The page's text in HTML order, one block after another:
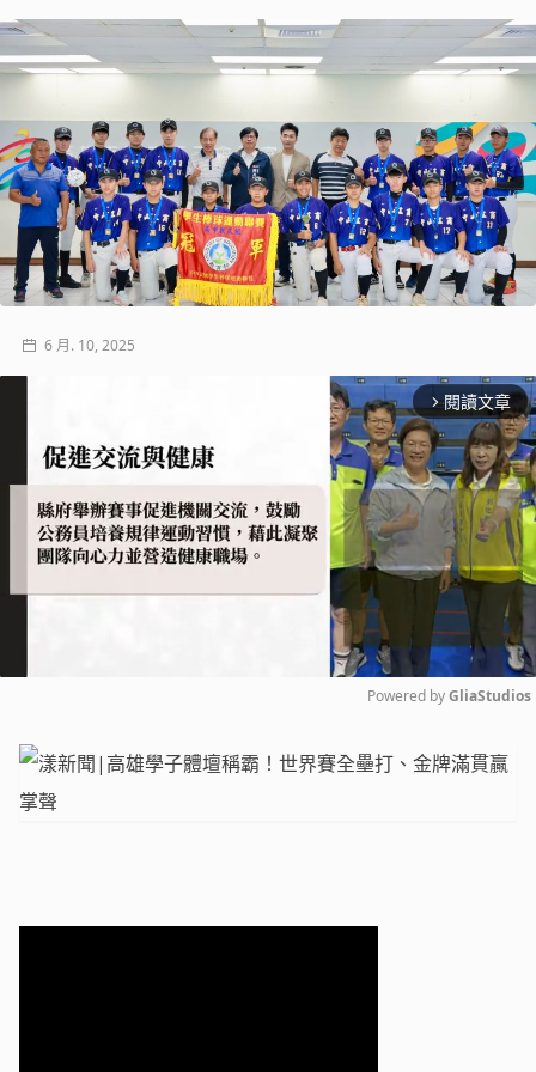
6 月. 10, 2025
arrow_forward_ios 閱讀文章
Powered by GliaStudios